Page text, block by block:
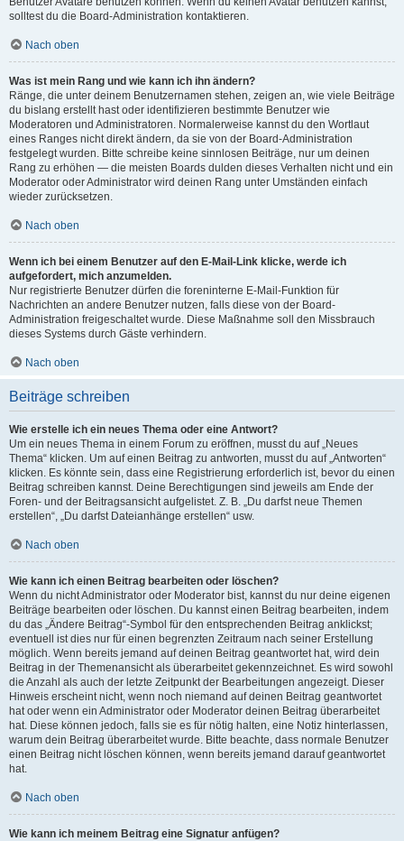
solltest du die Board-Administration kontaktieren.
Nach oben
Was ist mein Rang und wie kann ich ihn ändern?
Ränge, die unter deinem Benutzernamen stehen, zeigen an, wie viele Beiträge
du bislang erstellt hast oder identifizieren bestimmte Benutzer wie
Moderatoren und Administratoren. Normalerweise kannst du den Wortlaut
eines Ranges nicht direkt ändern, da sie von der Board-Administration
festgelegt wurden. Bitte schreibe keine sinnlosen Beiträge, nur um deinen
Rang zu erhöhen — die meisten Boards dulden dieses Verhalten nicht und ein
Moderator oder Administrator wird deinen Rang unter Umständen einfach
wieder zurücksetzen.
Nach oben
Wenn ich bei einem Benutzer auf den E-Mail-Link klicke, werde ich
aufgefordert, mich anzumelden.
Nur registrierte Benutzer dürfen die foreninterne E-Mail-Funktion für
Nachrichten an andere Benutzer nutzen, falls diese von der Board-
Administration freigeschaltet wurde. Diese Maßnahme soll den Missbrauch
dieses Systems durch Gäste verhindern.
Nach oben
Beiträge schreiben
Wie erstelle ich ein neues Thema oder eine Antwort?
Um ein neues Thema in einem Forum zu eröffnen, musst du auf „Neues
Thema“ klicken. Um auf einen Beitrag zu antworten, musst du auf „Antworten“
klicken. Es könnte sein, dass eine Registrierung erforderlich ist, bevor du einen
Beitrag schreiben kannst. Deine Berechtigungen sind jeweils am Ende der
Foren- und der Beitragsansicht aufgelistet. Z. B. „Du darfst neue Themen
erstellen“, „Du darfst Dateianhänge erstellen“ usw.
Nach oben
Wie kann ich einen Beitrag bearbeiten oder löschen?
Wenn du nicht Administrator oder Moderator bist, kannst du nur deine eigenen
Beiträge bearbeiten oder löschen. Du kannst einen Beitrag bearbeiten, indem
du das „Ändere Beitrag“-Symbol für den entsprechenden Beitrag anklickst;
eventuell ist dies nur für einen begrenzten Zeitraum nach seiner Erstellung
möglich. Wenn bereits jemand auf deinen Beitrag geantwortet hat, wird dein
Beitrag in der Themenansicht als überarbeitet gekennzeichnet. Es wird sowohl
die Anzahl als auch der letzte Zeitpunkt der Bearbeitungen angezeigt. Dieser
Hinweis erscheint nicht, wenn noch niemand auf deinen Beitrag geantwortet
hat oder wenn ein Administrator oder Moderator deinen Beitrag überarbeitet
hat. Diese können jedoch, falls sie es für nötig halten, eine Notiz hinterlassen,
warum dein Beitrag überarbeitet wurde. Bitte beachte, dass normale Benutzer
einen Beitrag nicht löschen können, wenn bereits jemand darauf geantwortet
hat.
Nach oben
Wie kann ich meinem Beitrag eine Signatur anfügen?